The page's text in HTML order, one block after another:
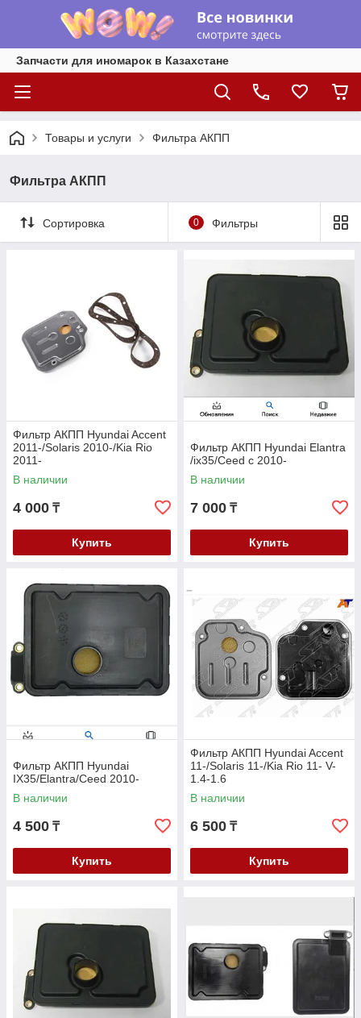
Запчасти для иномарок в Казахстане
Товары и услуги Фильтра АКПП
Фильтра АКПП
Сортировка 0 Фильтры
Фильтр АКПП Hyundai Accent
2011-/Solaris 2010-/Kia Rio
2011-
В наличии
4 000 ₸
Купить
Фильтр АКПП Hyundai Elantra
/ix35/Ceed c 2010-
В наличии
7 000 ₸
Купить
Фильтр АКПП Hyundai
IX35/Elantra/Ceed 2010-
В наличии
4 500 ₸
Купить
Фильтр АКПП Hyundai Accent
11-/Solaris 11-/Kia Rio 11- V-
1.4-1.6
В наличии
6 500 ₸
Купить